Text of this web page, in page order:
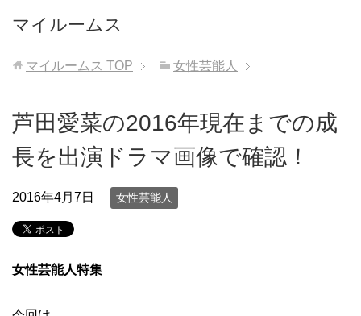
マイルームス
マイルームス TOP 女性芸能人
芦田愛菜の2016年現在までの成
長を出演ドラマ画像で確認！
2016年4月7日 女性芸能人
女性芸能人特集